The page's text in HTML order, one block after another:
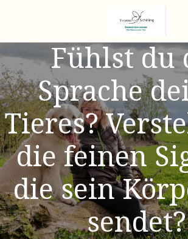
springen
Fühlst du
Sprache
Tieres?
die feinen
die sein
sendet?